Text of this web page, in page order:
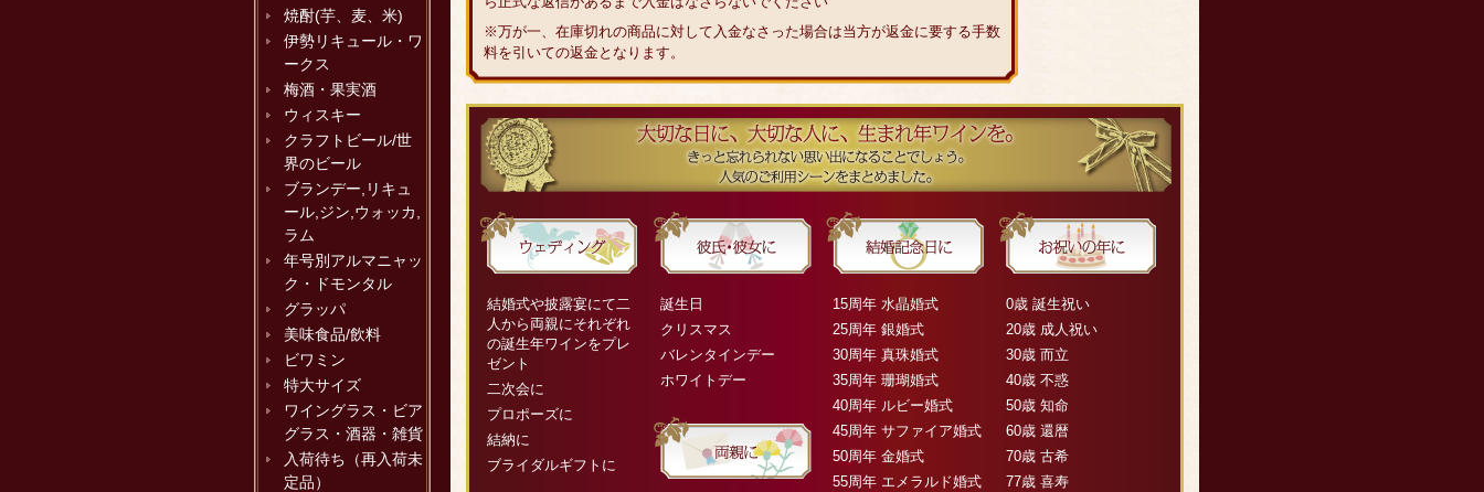
焼酎(芋、麦、米)
伊勢リキュール・ワ
ークス
梅酒・果実酒
ウィスキー
クラフトビール/世
界のビール
ブランデー,リキュ
ール,ジン,ウォッカ,
ラム
年号別アルマニャッ
ク・ドモンタル
グラッパ
美味食品/飲料
ビワミン
特大サイズ
ワイングラス・ビア
グラス・酒器・雑貨
入荷待ち（再入荷未
定品）
※万が一、在庫切れの商品に対して入金なさった場合は当方が返金に要する手数
料を引いての返金となります。
結婚式や披露宴にて二
人から両親にそれぞれ
の誕生年ワインをプレ
ゼント
二次会に
プロポーズに
結納に
ブライダルギフトに
誕生日
クリスマス
バレンタインデー
ホワイトデー
15周年 水晶婚式
25周年 銀婚式
30周年 真珠婚式
35周年 珊瑚婚式
40周年 ルビー婚式
45周年 サファイア婚式
50周年 金婚式
55周年 エメラルド婚式
0歳 誕生祝い
20歳 成人祝い
30歳 而立
40歳 不惑
50歳 知命
60歳 還暦
70歳 古希
77歳 喜寿